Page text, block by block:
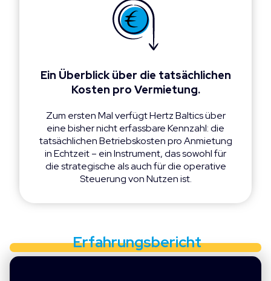
Ein Überblick über die tatsächlichen
Kosten pro Vermietung.
Zum ersten Mal verfügt Hertz Baltics über
eine bisher nicht erfassbare Kennzahl: die
tatsächlichen Betriebskosten pro Anmietung
in Echtzeit – ein Instrument, das sowohl für
die strategische als auch für die operative
Steuerung von Nutzen ist.
Erfahrungsbericht